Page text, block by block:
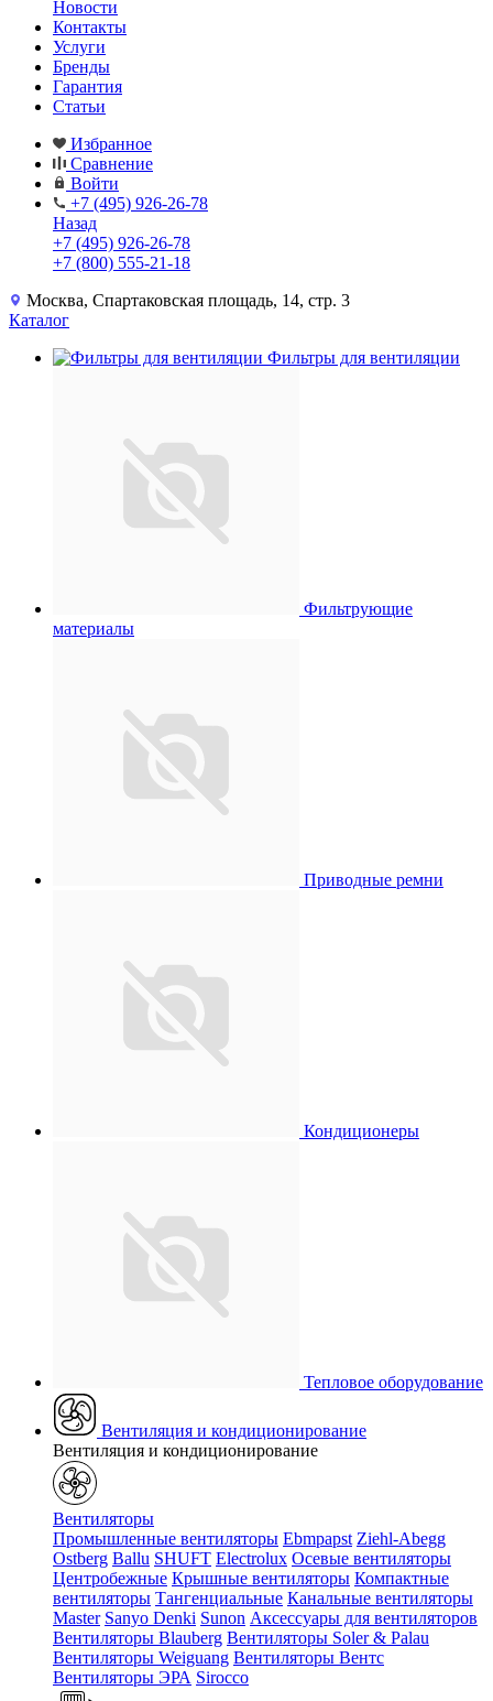
Новости
Контакты
Услуги
Бренды
Гарантия
Статьи
Избранное
Сравнение
Войти
+7 (495) 926-26-78
Назад
+7 (495) 926-26-78
+7 (800) 555-21-18
Москва, Спартаковская площадь, 14, стр. 3
Каталог
Фильтры для вентиляции
Фильтрующие
материалы
Приводные ремни
Кондиционеры
Тепловое оборудование
Вентиляция и кондиционирование
Вентиляция и кондиционирование
Вентиляторы
Промышленные вентиляторы Ebmpapst Ziehl-Abegg
Ostberg Ballu SHUFT Electrolux Осевые вентиляторы
Центробежные Крышные вентиляторы Компактные
вентиляторы Тангенциальные Канальные вентиляторы
Master Sanyo Denki Sunon Аксессуары для вентиляторов
Вентиляторы Blauberg Вентиляторы Soler & Palau
Вентиляторы Weiguang Вентиляторы Вентс
Вентиляторы ЭРА Sirocco